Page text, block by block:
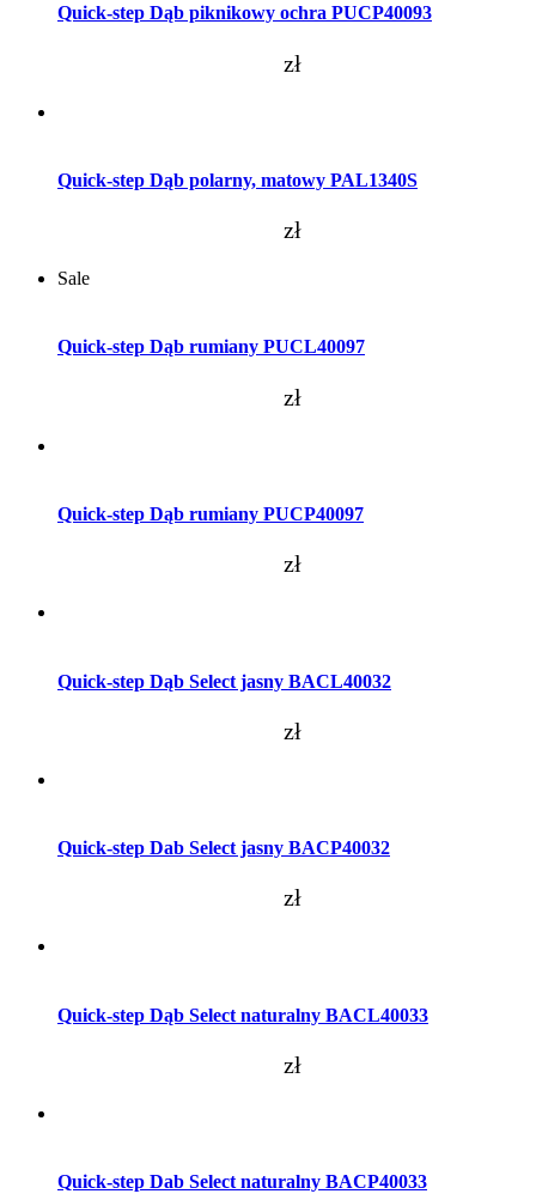
Quick-step Dąb piknikowy ochra PUCP40093
zł
Quick-step Dąb polarny, matowy PAL1340S
zł
Sale
Quick-step Dąb rumiany PUCL40097
zł
Quick-step Dąb rumiany PUCP40097
zł
Quick-step Dąb Select jasny BACL40032
zł
Quick-step Dab Select jasny BACP40032
zł
Quick-step Dąb Select naturalny BACL40033
zł
Quick-step Dab Select naturalny BACP40033